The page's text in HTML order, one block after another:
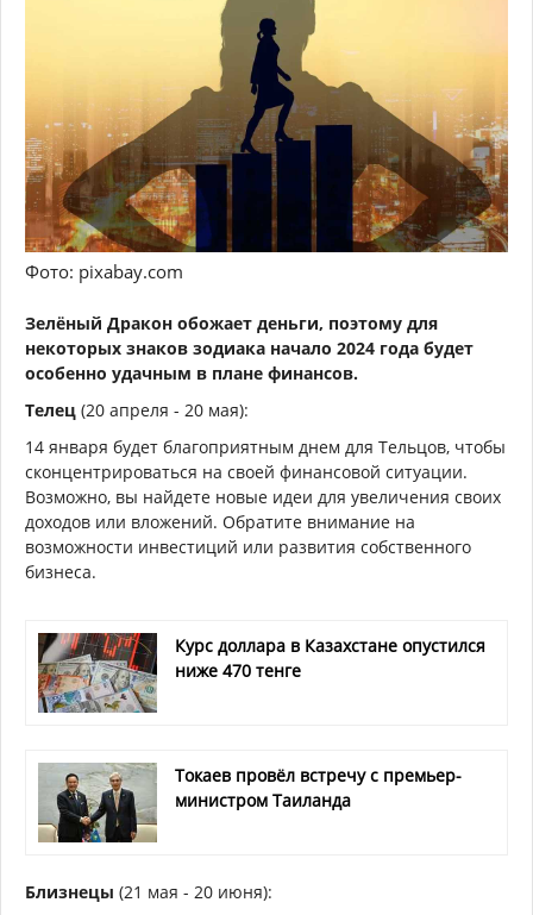
Фото: pixabay.com
Зелёный Дракон обожает деньги, поэтому для
некоторых знаков зодиака начало 2024 года будет
особенно удачным в плане финансов.
Телец (20 апреля - 20 мая):
14 января будет благоприятным днем для Тельцов, чтобы
сконцентрироваться на своей финансовой ситуации.
Возможно, вы найдете новые идеи для увеличения своих
доходов или вложений. Обратите внимание на
возможности инвестиций или развития собственного
бизнеса.
Курс доллара в Казахстане опустился
ниже 470 тенге
Токаев провёл встречу с премьер-
министром Таиланда
Близнецы (21 мая - 20 июня):